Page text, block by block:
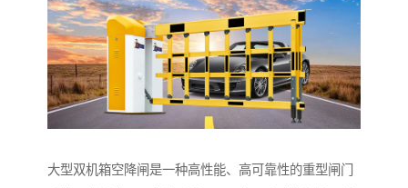
大型双机箱空降闸是一种高性能、高可靠性的重型闸门